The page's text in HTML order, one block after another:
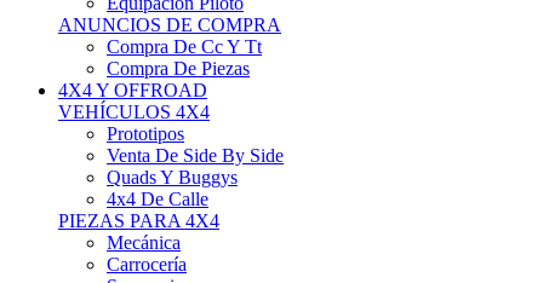
Compra De Cc Y Tt
Compra De Piezas
4X4 Y OFFROAD
VEHÍCULOS 4X4
Prototipos
Venta De Side By Side
Quads Y Buggys
4x4 De Calle
PIEZAS PARA 4X4
Mecánica
Carrocería
Suspensiones
Llantas